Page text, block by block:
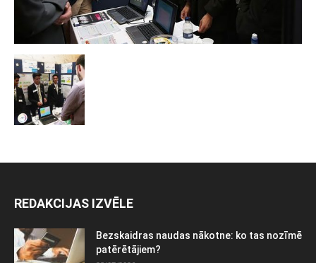
REDAKCIJAS IZVĒLE
Bezskaidras naudas nākotne: ko tas nozīmē
patērētājiem?